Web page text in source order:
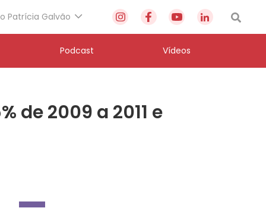
Patrícia Galvão
Podcast Vídeos
de 2009 a 2011 e